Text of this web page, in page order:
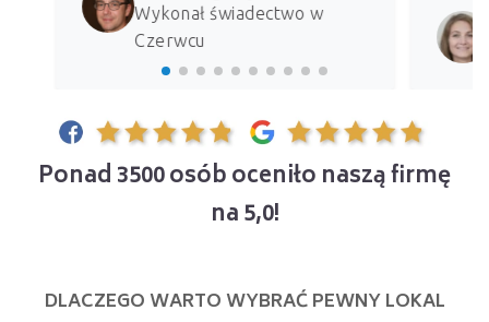
Wykonał świadectwo w
Czerwcu
Ponad 3500 osób oceniło naszą firmę
na 5,0!
DLACZEGO WARTO WYBRAĆ PEWNY LOKAL